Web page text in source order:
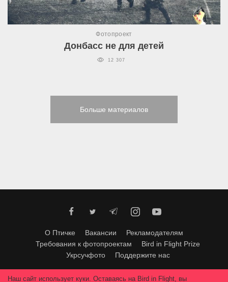
Фотопроект
Донбасс не для детей
12 307
Больше материалов
О Птичке Вакансии
Рекламодателям
Требования к фотопроектам
Bird in Flight Prize
Укрсучфото
Поддержите нас
Любое использование материалов допускается только с согласия
Наш сайт использует куки. Оставаясь на Bird in Flight, вы